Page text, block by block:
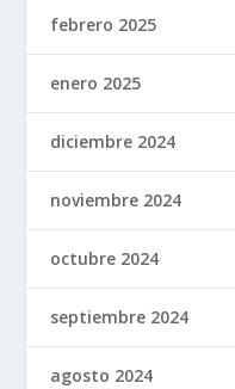
febrero 2025
enero 2025
diciembre 2024
noviembre 2024
octubre 2024
septiembre 2024
agosto 2024